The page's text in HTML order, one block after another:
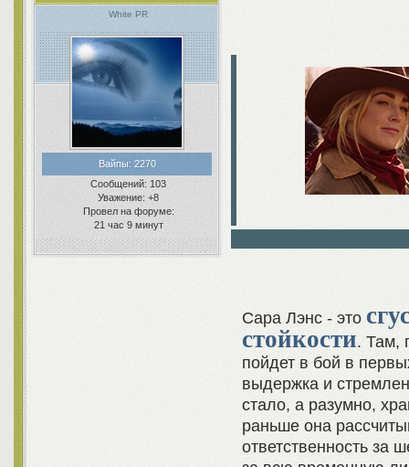
White PR
Вайпы:2270
Сообщений: 103
Уважение: +8
Провел на форуме:
21 час 9 минут
Сара Лэнс - это
стойкости. Там,
пойдет в бой в
выдержка и
стало, а разумно,
раньше она
ответственность за